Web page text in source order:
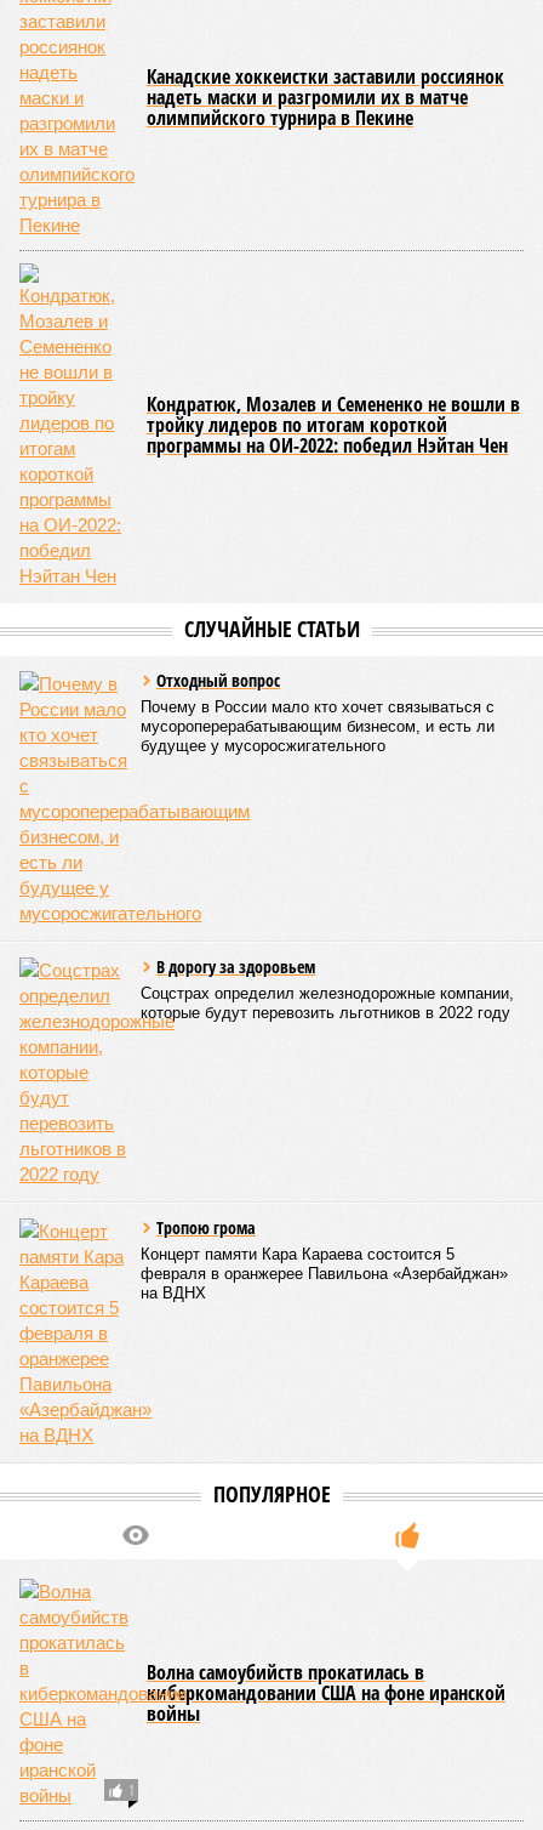
Канадские хоккеистки заставили россиянок
надеть маски и разгромили их в матче
олимпийского турнира в Пекине
Кондратюк, Мозалев и Семененко не вошли в
тройку лидеров по итогам короткой
программы на ОИ-2022: победил Нэйтан Чен
СЛУЧАЙНЫЕ СТАТЬИ
Отходный вопрос
Почему в России мало кто хочет связываться с
мусороперерабатывающим бизнесом, и есть ли
будущее у мусоросжигательного
В дорогу за здоровьем
Соцстрах определил железнодорожные компании,
которые будут перевозить льготников в 2022 году
Тропою грома
Концерт памяти Кара Караева состоится 5
февраля в оранжерее Павильона «Азербайджан»
на ВДНХ
ПОПУЛЯРНОЕ
1
Волна самоубийств прокатилась в
киберкомандовании США на фоне иранской
войны